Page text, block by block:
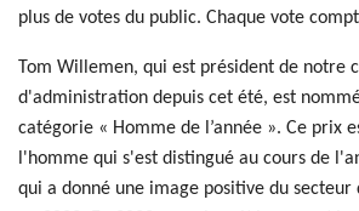
plus de votes du public. Chaque vote
Tom Willemen, qui est président de notre
d'administration depuis cet été, est
catégorie « Homme de l’année ». Ce prix
l'homme qui s'est distingué au cours de
qui a donné une image positive du